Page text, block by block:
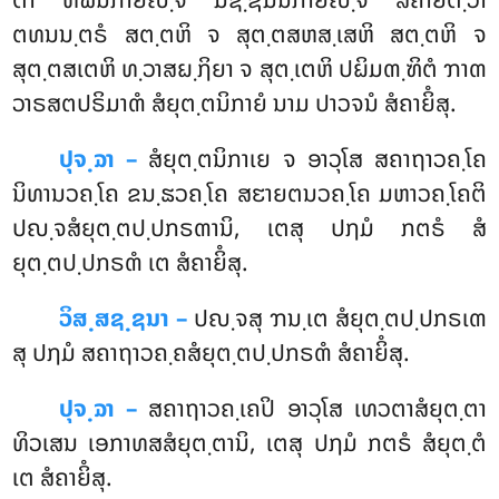
ຕທນນ຺ຕຣໍ ສຕ຺ຕຫິ ຈ ສຸຕ຺ຕສຫສ຺ເສຫິ ສຕ຺ຕຫິ ຈ
ສຸຕ຺ຕສເຕຫິ ທ຺ວາສຏ຺ຐິຍາ ຈ ສຸຕ຺ເຕຫິ ປຏິມຓ຺ຑິຕໍ ຠາຓ
ວາຣສຕປຣິມາຓໍ ສໍຍຸຕ຺ຕນິກາຍໍ ນາມ ປາວຈນໍ ສໍຄາຍິໍສຸ.
ປຸຈ຺ຉາ – ສໍຍຸຕ຺ຕນິກາເຍ ຈ ອາວຸໂສ ສຄາຖາວຄ຺ໂຄ
ນິທານວຄ຺ໂຄ ຂນ຺ຘວຄ຺ໂຄ ສຬາຍຕນວຄ຺ໂຄ ມຫາວຄ຺ໂຄຕິ
ປຎ຺ຈສໍຍຸຕ຺ຕປ຺ປກຣຓານິ, ເຕສຸ ປຐມໍ ກຕຣໍ ສໍ
ຍຸຕ຺ຕປ຺ປກຣຓໍ ເຕ ສໍຄາຍິໍສຸ.
ວິສ຺ສຊ຺ຊນາ –ປຎ຺ຈສຸ ຠນ຺ເຕ ສໍຍຸຕ຺ຕປ຺ປກຣເຓ
ສຸ ປຐມໍ ສຄາຖາວຄ຺ຄສໍຍຸຕ຺ຕປ຺ປກຣຓໍ ສໍຄາຍິໍສຸ.
ປຸຈ຺ຉາ – ສຄາຖາວຄ຺ເຄປິ ອາວຸໂສ ເທວຕາສໍຍຸຕ຺ຕາ
ທິວເສນ ເອກາທສສໍຍຸຕ຺ຕານິ, ເຕສຸ ປຐມໍ ກຕຣໍ ສໍຍຸຕ຺ຕໍ
ເຕ ສໍຄາຍິໍສຸ.